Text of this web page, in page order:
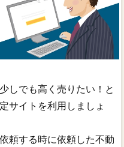
しでも高く売りたい！と
サイトを利用しましょ
頼する時に依頼した不動